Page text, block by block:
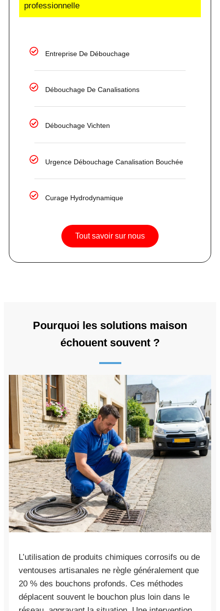
professionnelle
Entreprise De Débouchage
Débouchage De Canalisations
Débouchage Vichten
Urgence Débouchage Canalisation Bouchée
Curage Hydrodynamique
Tout savoir sur nous
Pourquoi les solutions maison
échouent souvent ?
L’utilisation de produits chimiques corrosifs ou de
ventouses artisanales ne règle généralement que
20 % des bouchons profonds. Ces méthodes
déplacent souvent le bouchon plus loin dans le